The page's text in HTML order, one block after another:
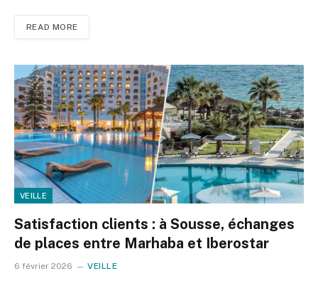
READ MORE
VEILLE
Satisfaction clients : à Sousse, échanges
de places entre Marhaba et Iberostar
6 février 2026 VEILLE